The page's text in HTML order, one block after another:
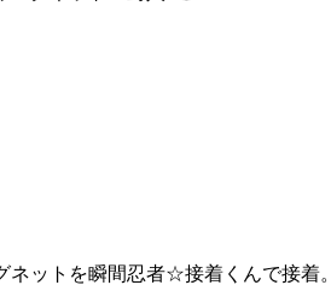
ネットを瞬間忍者☆接着くんで接着。